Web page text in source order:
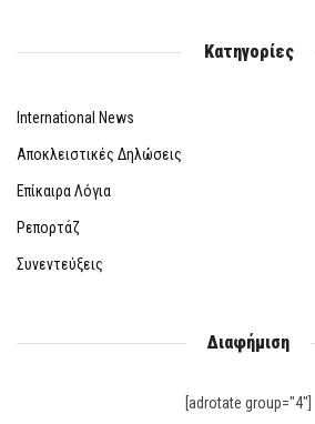
Κατηγορίες
International News
Αποκλειστικές Δηλώσεις
Επίκαιρα Λόγια
Ρεπορτάζ
Συνεντεύξεις
Διαφήμιση
[adrotate group="4"]